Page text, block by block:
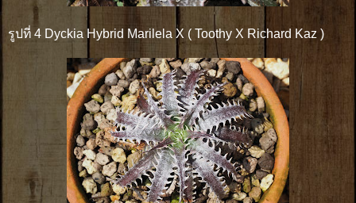
รูปที่ 4 Dyckia Hybrid Marilela X ( Toothy X Richard Kaz )